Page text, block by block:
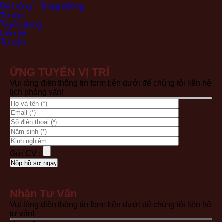
Đồ Uống – Tráng Miệng
Tin tức
Tuyển dụng
Liên hệ
Tư vấn
ỨNG TUYỂN VỊ TRÍ
Vui lòng điền thông tin form bên dưới để chúng tôi liên hệ
lịch phỏng vấn!
Gửi CV :
Nhận Tư Vấn
Vui lòng điền thông tin form bên dưới để chúng tôi liên hệ
tư vấn!